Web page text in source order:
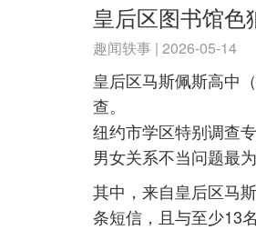
皇后区图书馆色
趣闻轶事 | 2026-05-14
皇后区马斯佩斯高中
查。
纽约市学区特别调查
男女关系不当问题最为
其中，来自皇后区马
条短信，且与至少13